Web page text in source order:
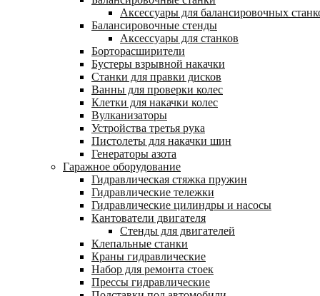
Аксессуары для балансировочных
Балансировочные стенды
Аксессуары для станков
Борторасширители
Бустеры взрывной накачки
Станки для правки дисков
Ванны для проверки колес
Клетки для накачки колес
Вулканизаторы
Устройства третья рука
Пистолеты для накачки шин
Генераторы азота
Гаражное оборудование
Гидравлическая стяжка пружин
Гидравлические тележки
Гидравлические цилиндры и насосы
Кантователи двигателя
Стенды для двигателей
Клепальные станки
Краны гидравлические
Набор для ремонта стоек
Прессы гидравлические